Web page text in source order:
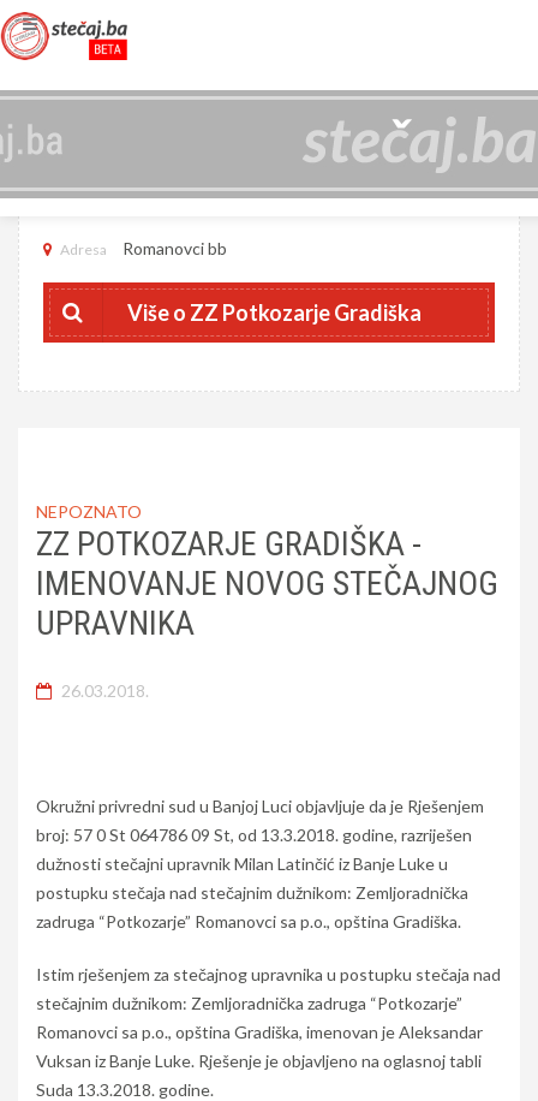
ZZ POTKOZARJE GRADIŠKA
4401069360008
Adresa Romanovci bb
Više o ZZ Potkozarje Gradiška
NEPOZNATO
ZZ POTKOZARJE GRADIŠKA -
IMENOVANJE NOVOG STEČAJNOG
UPRAVNIKA
26.03.2018.
Okružni privredni sud u Banjoj Luci objavljuje da je Rješenjem
broj: 57 0 St 064786 09 St, od 13.3.2018. godine, razriješen
dužnosti stečajni upravnik Milan Latinčić iz Banje Luke u
postupku stečaja nad stečajnim dužnikom: Zemljoradnička
zadruga “Potkozarje” Romanovci sa p.o., opština Gradiška.
Istim rješenjem za stečajnog upravnika u postupku stečaja nad
stečajnim dužnikom: Zemljoradnička zadruga “Potkozarje”
Romanovci sa p.o., opština Gradiška, imenovan je Aleksandar
Vuksan iz Banje Luke. Rješenje je objavljeno na oglasnoj tabli
Suda 13.3.2018. godine.